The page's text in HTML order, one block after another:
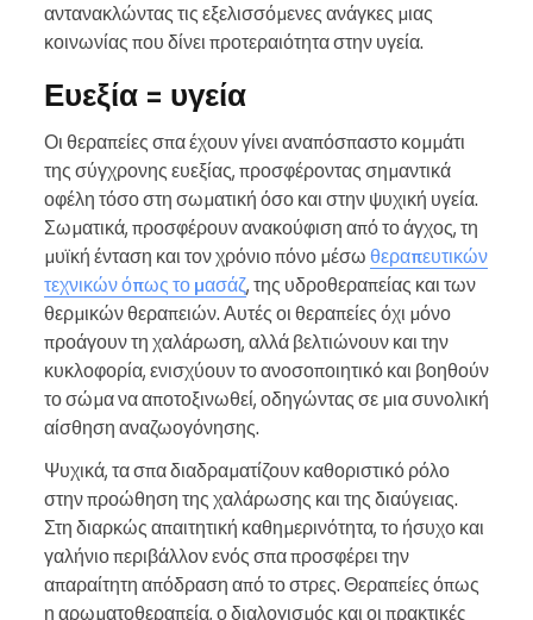
αντανακλώντας τις εξελισσόμενες ανάγκες μιας
κοινωνίας που δίνει προτεραιότητα στην υγεία.
Ευεξία = υγεία
Οι θεραπείες σπα έχουν γίνει αναπόσπαστο κομμάτι
της σύγχρονης ευεξίας, προσφέροντας σημαντικά
οφέλη τόσο στη σωματική όσο και στην ψυχική υγεία.
Σωματικά, προσφέρουν ανακούφιση από το άγχος, τη
μυϊκή ένταση και τον χρόνιο πόνο μέσω θεραπευτικών
τεχνικών όπως το μασάζ, της υδροθεραπείας και των
θερμικών θεραπειών. Αυτές οι θεραπείες όχι μόνο
προάγουν τη χαλάρωση, αλλά βελτιώνουν και την
κυκλοφορία, ενισχύουν το ανοσοποιητικό και βοηθούν
το σώμα να αποτοξινωθεί, οδηγώντας σε μια συνολική
αίσθηση αναζωογόνησης.
Ψυχικά, τα σπα διαδραματίζουν καθοριστικό ρόλο
στην προώθηση της χαλάρωσης και της διαύγειας.
Στη διαρκώς απαιτητική καθημερινότητα, το ήσυχο και
γαλήνιο περιβάλλον ενός σπα προσφέρει την
απαραίτητη απόδραση από το στρες. Θεραπείες όπως
η αρωματοθεραπεία, ο διαλογισμός και οι πρακτικές